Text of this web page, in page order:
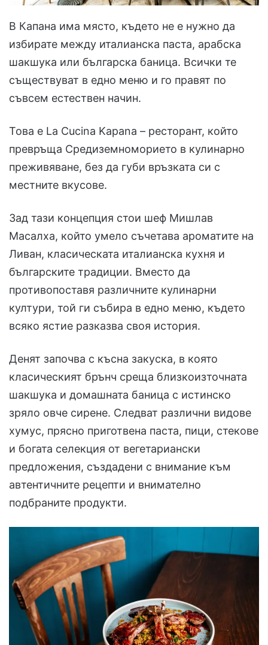
В Капана има място, където не е нужно да
избирате между италианска паста, арабска
шакшука или българска баница. Всички те
съществуват в едно меню и го правят по
съвсем естествен начин.
Това е La Cucina Kapana – ресторант, който
превръща Средиземноморието в кулинарно
преживяване, без да губи връзката си с
местните вкусове.
Зад тази концепция стои шеф Мишлав
Масалха, който умело съчетава ароматите на
Ливан, класическата италианска кухня и
българските традиции. Вместо да
противопоставя различните кулинарни
култури, той ги събира в едно меню, където
всяко ястие разказва своя история.
Денят започва с късна закуска, в която
класическият брънч среща близкоизточната
шакшука и домашната баница с истинско
зряло овче сирене. Следват различни видове
хумус, прясно приготвена паста, пици, стекове
и богата селекция от вегетариански
предложения, създадени с внимание към
автентичните рецепти и внимателно
подбраните продукти.